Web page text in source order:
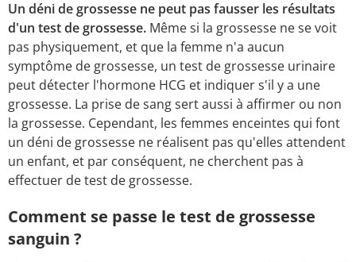
Un déni de grossesse ne peut pas fausser les résultats
d'un test de grossesse. Même si la grossesse ne se voit
pas physiquement, et que la femme n'a aucun
symptôme de grossesse, un test de grossesse urinaire
peut détecter l'hormone HCG et indiquer s'il y a une
grossesse. La prise de sang sert aussi à affirmer ou non
la grossesse. Cependant, les femmes enceintes qui font
un déni de grossesse ne réalisent pas qu'elles attendent
un enfant, et par conséquent, ne cherchent pas à
effectuer de test de grossesse.
Comment se passe le test de grossesse
sanguin ?